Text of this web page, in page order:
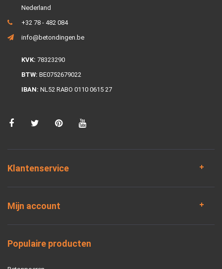
Nederland
+32 78 - 482 084
info@betondingen.be
KVK: 78323290
BTW: BE0752679022
IBAN: NL52 RABO 0110 0615 27
Klantenservice
Mijn account
Populaire producten